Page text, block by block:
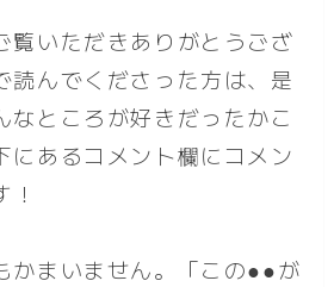
覧いただきありがとうござ
読んでくださった方は、是
なところが好きだったかこ
にあるコメント欄にコメン
かまいません。「この●●が